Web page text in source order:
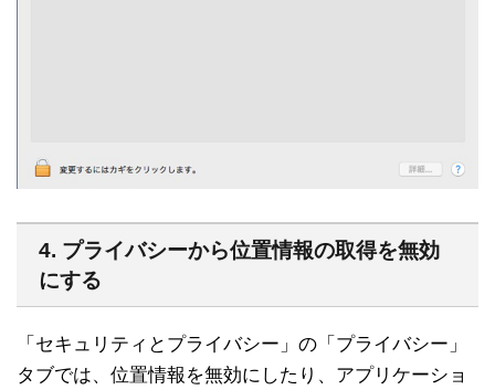
4. プライバシーから位置情報の取得を無効
にする
「セキュリティとプライバシー」の「プライバシー」
タブでは、位置情報を無効にしたり、アプリケーショ